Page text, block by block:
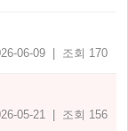
06-09 | 조회 170
05-21 | 조회 156